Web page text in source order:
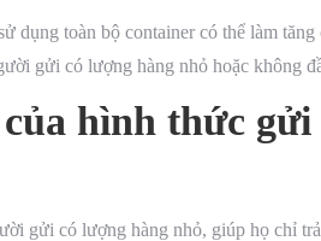
dụng toàn bộ container có thể làm
gửi có lượng hàng nhỏ hoặc không
hình thức
gửi có lượng hàng nhỏ, giúp họ chỉ